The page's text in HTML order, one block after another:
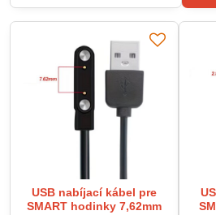
USB nabíjací kábel pre
SMART hodinky 7,62mm